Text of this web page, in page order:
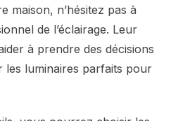
maison, n’hésitez pas à
de l’éclairage. Leur
à prendre des décisions
les luminaires parfaits pour